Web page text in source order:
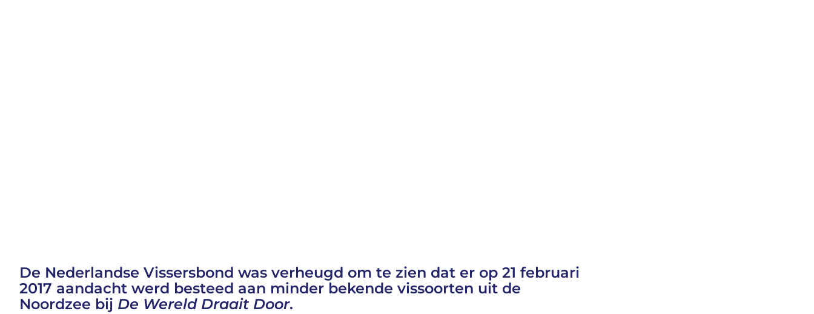
De Nederlandse Vissersbond was verheugd om te zien dat er op 21 februari
2017 aandacht werd besteed aan minder bekende vissoorten uit de
Noordzee bij De Wereld Draait Door.